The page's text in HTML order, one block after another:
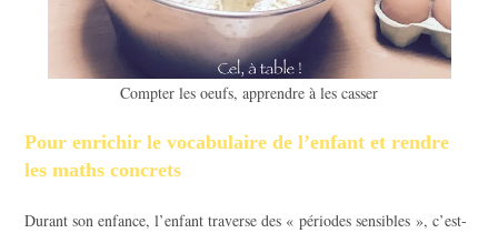
Compter les oeufs, apprendre à les casser
Pour enrichir le vocabulaire de l’enfant et rendre
les maths concrets
Durant son enfance, l’enfant traverse des « périodes sensibles », c’est-